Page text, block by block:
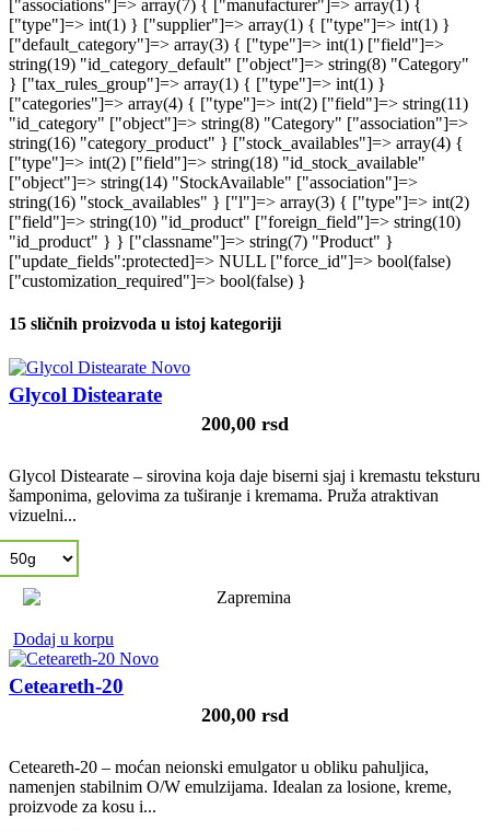
15 sličnih proizvoda u istoj kategoriji
Novo
Glycol Distearate
200,00 rsd
Glycol Distearate – sirovina koja daje biserni sjaj i kremastu teksturu
šamponima, gelovima za tuširanje i kremama. Pruža atraktivan
vizuelni...
Dodaj u korpu
Novo
Ceteareth-20
200,00 rsd
Ceteareth-20 – moćan neionski emulgator u obliku pahuljica,
namenjen stabilnim O/W emulzijama. Idealan za losione, kreme,
proizvode za kosu i...